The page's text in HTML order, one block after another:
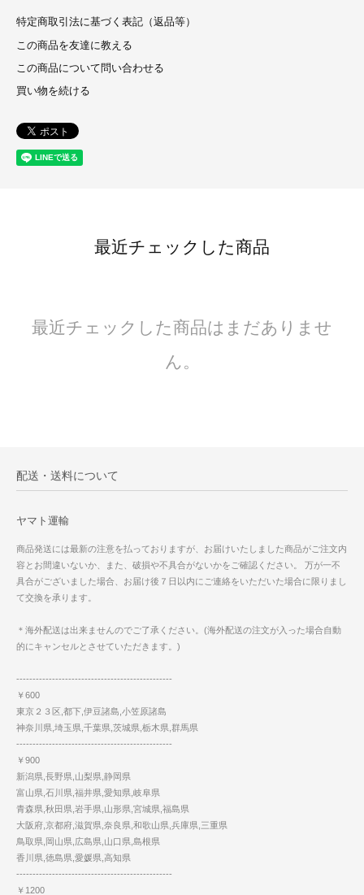
特定商取引法に基づく表記（返品等）
この商品を友達に教える
この商品について問い合わせる
買い物を続ける
最近チェックした商品
最近チェックした商品はまだありませ
ん。
配送・送料について
ヤマト運輸
商品発送には最新の注意を払っておりますが、お届けいたしました商品がご注文内
容とお間違いないか、また、破損や不具合がないかをご確認ください。 万が一不
具合がございました場合、お届け後７日以内にご連絡をいただいた場合に限りまし
て交換を承ります。
＊海外配送は出来ませんのでご了承ください。(海外配送の注文が入った場合自動
的にキャンセルとさせていただきます。)
------------------------------------------------
￥600
東京２３区,都下,伊豆諸島,小笠原諸島
神奈川県,埼玉県,千葉県,茨城県,栃木県,群馬県
------------------------------------------------
￥900
新潟県,長野県,山梨県,静岡県
富山県,石川県,福井県,愛知県,岐阜県
青森県,秋田県,岩手県,山形県,宮城県,福島県
大阪府,京都府,滋賀県,奈良県,和歌山県,兵庫県,三重県
鳥取県,岡山県,広島県,山口県,島根県
香川県,徳島県,愛媛県,高知県
------------------------------------------------
￥1200